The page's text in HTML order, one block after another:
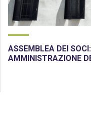
ASSEMBLEA DEI
AMMINISTRAZIONE